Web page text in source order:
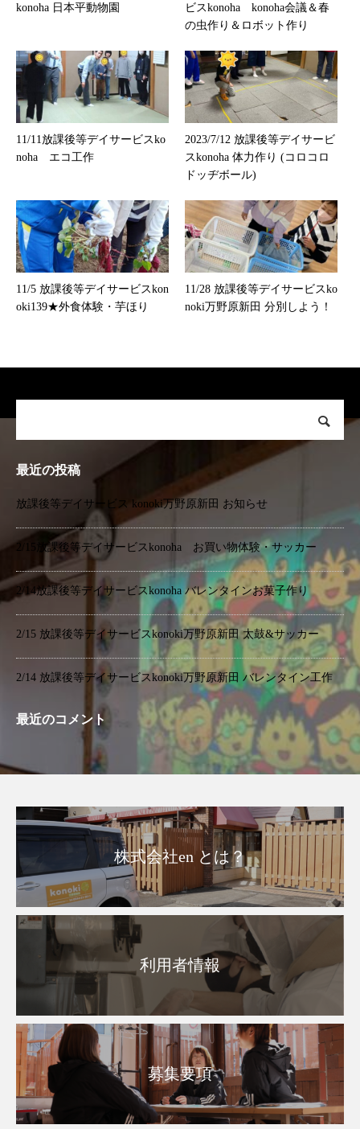
konoha 日本平動物園
ビスkonoha konoha会議＆春
の虫作り＆ロボット作り
11/11放課後等デイサービスko
noha エコ工作
2023/7/12 放課後等デイサービ
スkonoha 体力作り (コロコロ
ドッヂボール)
11/5 放課後等デイサービスkon
oki139★外食体験・芋ほり
11/28 放課後等デイサービスko
noki万野原新田 分別しよう！
最近の投稿
放課後等デイサービス konoki万野原新田 お知らせ
2/15放課後等デイサービスkonoha お買い物体験・サッカー
2/14放課後等デイサービスkonoha バレンタインお菓子作り
2/15 放課後等デイサービスkonoki万野原新田 太鼓&サッカー
2/14 放課後等デイサービスkonoki万野原新田 バレンタイン工作
最近のコメント
株式会社en とは？
利用者情報
募集要項